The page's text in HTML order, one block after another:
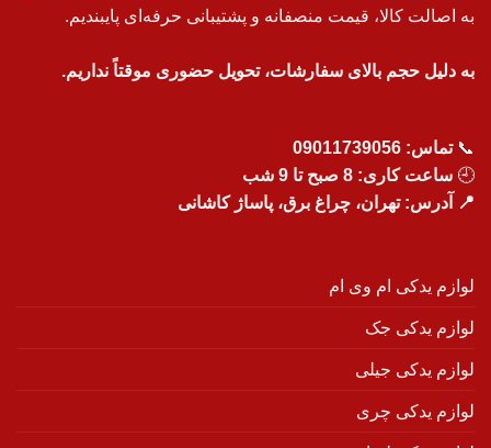
به اصالت کالا، قیمت منصفانه و پشتیبانی حرفه‌ای پایبندیم.
به دلیل حجم بالای سفارشات، تحویل حضوری موقتاً نداریم.
📞تماس: 09011739056
🕘 ساعت کاری: 8 صبح تا 9 شب
📍 آدرس: تهران، چراغ برق، پاساژ کاشانی
لوازم یدکی ام وی ام
لوازم یدکی جک
لوازم یدکی جیلی
لوازم یدکی چری